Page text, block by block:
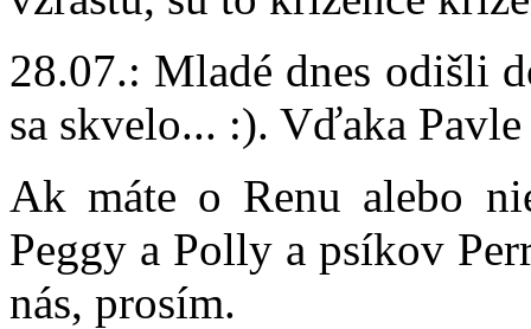
28.07.: Mladé dnes odišli
sa skvelo... :). Vďaka
Ak máte o Renu alebo
Peggy a Polly a psíkov
nás, prosím.